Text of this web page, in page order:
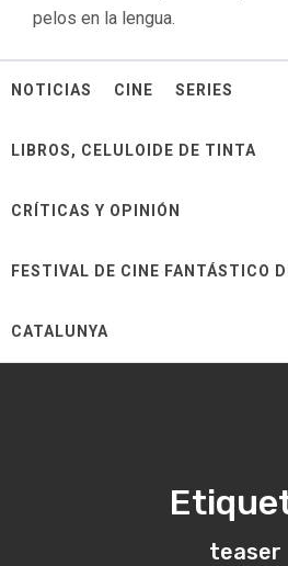
pelos en la lengua.
NOTICIAS CINE SERIES
LIBROS, CELULOIDE DE TINTA
CRÍTICAS Y OPINIÓN
FESTIVAL DE CINE FANTÁSTICO
CATALUNYA
teaser